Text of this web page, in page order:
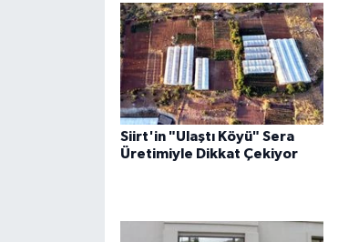
Siirt'in "Ulaştı Köyü" Sera
Üretimiyle Dikkat Çekiyor